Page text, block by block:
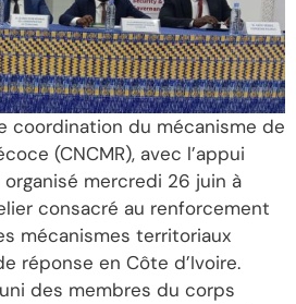
coordination du mécanisme de
(CNCMR), avec l’appui
organisé mercredi 26 juin à
consacré au renforcement
mécanismes territoriaux
réponse en Côte d’Ivoire.
des membres du corps